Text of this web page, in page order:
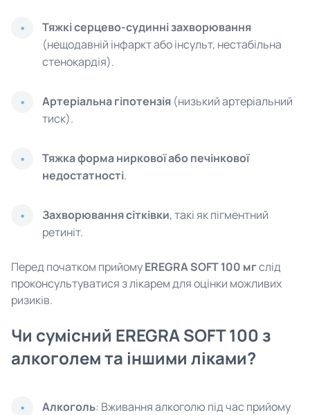
Тяжкі серцево-судинні захворювання
(нещодавній інфаркт або інсульт, нестабільна
стенокардія).
Артеріальна гіпотензія (низький артеріальний
тиск).
Тяжка форма ниркової або печінкової
недостатності.
Захворювання сітківки, такі як пігментний
ретиніт.
Перед початком прийомуEREGRA SOFT 100 мгслід
проконсультуватися з лікарем для оцінки можливих
ризиків.
Чи сумісний EREGRA SOFT 100 з
алкоголем та іншими ліками?
Алкоголь: Вживання алкоголю під час прийому